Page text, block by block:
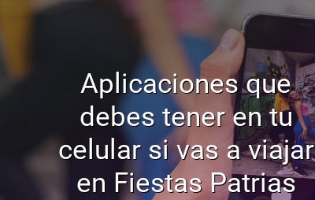
Aplicaciones que
debes tener en tu
celular si vas a viajar
en Fiestas Patrias